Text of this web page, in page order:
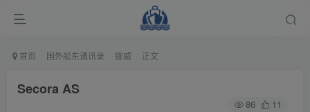
首页 国外船东通讯录 挪威 正文
Secora AS
86 11